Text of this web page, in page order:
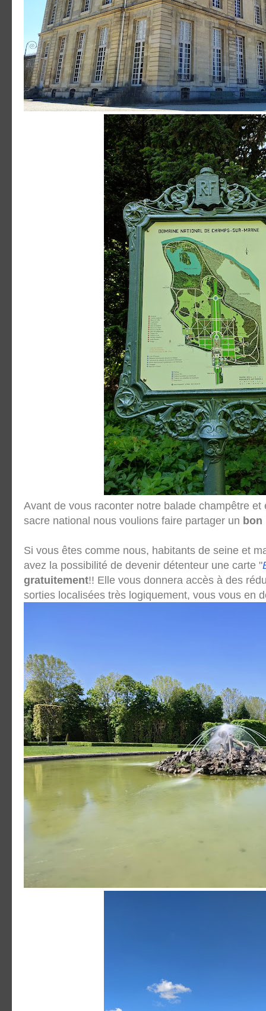
Avant de vous raconter notre balade champêtre
sacre national nous voulions faire partager un bon
Si vous êtes comme nous, habitants de seine et
avez la possibilité de devenir détenteur une carte "
gratuitement!! Elle vous donnera accès à des
sorties localisées très logiquement, vous vous en